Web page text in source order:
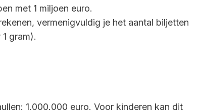
met 1 miljoen euro.
vermenigvuldig je het aantal biljetten
gram).
1.000.000 euro. Voor kinderen kan dit